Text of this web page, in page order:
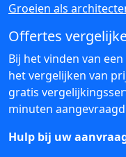
Groeien als
Offertes
Bij het vinden van
het vergelijken van
gratis
minuten
Hulp bij uw